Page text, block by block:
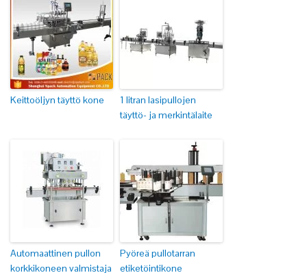
Keittoöljyn täyttö kone
1 litran lasipullojen
täyttö- ja merkintälaite
Automaattinen pullon
korkkikoneen valmistaja
Pyöreä pullotarran
etiketöintikone